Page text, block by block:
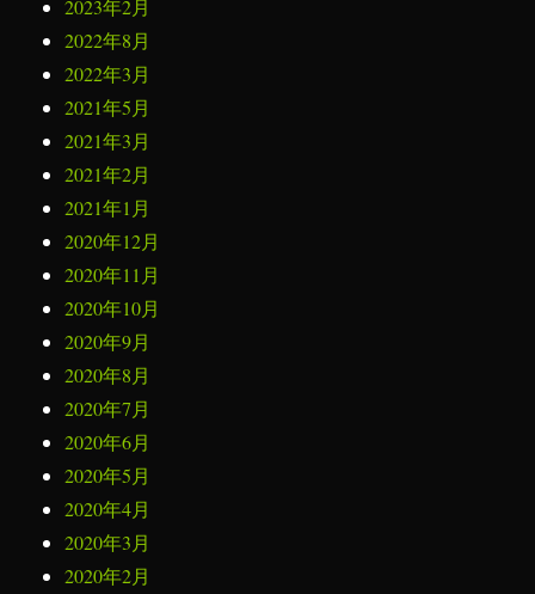
2023年2月
2022年8月
2022年3月
2021年5月
2021年3月
2021年2月
2021年1月
2020年12月
2020年11月
2020年10月
2020年9月
2020年8月
2020年7月
2020年6月
2020年5月
2020年4月
2020年3月
2020年2月